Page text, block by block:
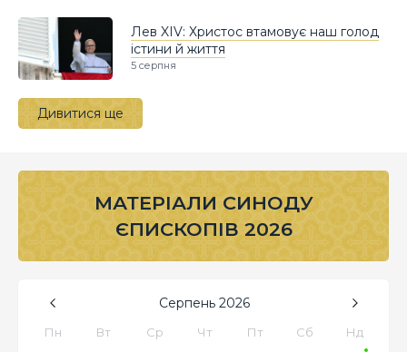
Лев XIV: Христос втамовує наш голод
істини й життя
5 серпня
Дивитися ще
МАТЕРІАЛИ СИНОДУ
ЄПИСКОПІВ 2026
Серпень 2026
Пн Вт Ср Чт Пт Сб Нд